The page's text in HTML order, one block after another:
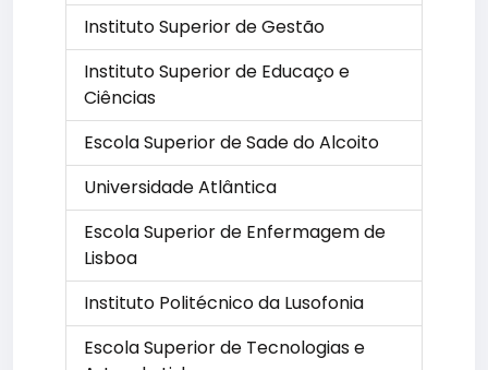
Instituto Superior de Gestão
Instituto Superior de Educaço e
Ciências
Escola Superior de Sade do Alcoito
Universidade Atlântica
Escola Superior de Enfermagem de
Lisboa
Instituto Politécnico da Lusofonia
Escola Superior de Tecnologias e